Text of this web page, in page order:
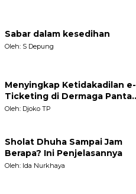
Sabar dalam kesedihan
Oleh: S Depung
Menyingkap Ketidakadilan e-
Ticketing di Dermaga Pantai
Kartini Jepara, terhadap
Oleh: Djoko TP
Sholat Dhuha Sampai Jam
Berapa? Ini Penjelasannya
Oleh: Ida Nurkhaya